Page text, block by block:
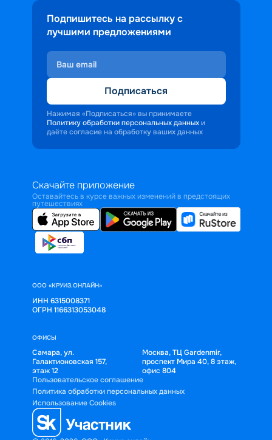
Подпишитесь на рассылку с
лучшими предложениями
Подписаться
Нажимая «Подписаться» вы принимаете
Политику обработки персональных данных и
даёте согласие на обработку ваших данных
Скачайте приложение
Оставайтесь в курсе важных изменений в предстоящих
путешествиях
ООО «КРУИЗ.ОНЛАЙН»
ИНН 6315008371
ОГРН 1166313053048
ОФИСЫ
Самара, ул.
Галактионовская 157,
этаж 12
Москва, ТЦ Gardenmir,
проспект Мира 40, 8 этаж,
офис 804
Пользовательское соглашение
Политика обработки персональных данных
Использование Cookies